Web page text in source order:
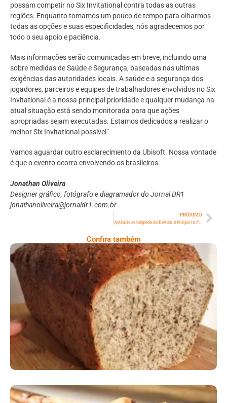
possam competir no Six Invitational contra todas as outras
regiões. Enquanto tomamos um pouco de tempo para olharmos
todas as opções e suas especificidades, nós agradecemos por
todo o seu apoio e paciência.
Mais informações serão comunicadas em breve, incluindo uma
sobre medidas de Saúde e Segurança, baseadas nas ultimas
exigências das autoridades locais. A saúde e a segurança dos
jogadores, parceiros e equipes de trabalhadores envolvidos no Six
Invitational é a nossa principal prioridade e qualquer mudança na
atual situação está sendo monitorada para que ações
apropriadas sejam executadas. Estamos dedicados a realizar o
melhor Six Invitational possível”.
Vamos aguardar outro esclarecimento da Ubisoft. Nossa vontade
é que o evento ocorra envolvendo os brasileiros.
Jonathan Oliveira
Designer gráfico, fotógrafo e diagramador do Jornal DR1
jonathanoliveira@jornaldr1.com.br
PRÓXIMO
Astralis se despede de Dev1ce, e Ninjas in Pyjamas é a nova equipe do jogador
Confira também
Comer Bem: Pão Low Carb